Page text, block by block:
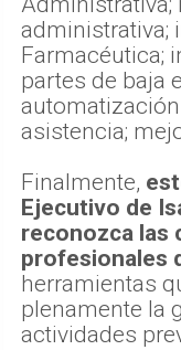
administrativa;
Farmacéutica;
partes de baja
asistencia;
Finalmente,
Ejecutivo de
reconozca las
profesionales
herramientas
plenamente la
actividades